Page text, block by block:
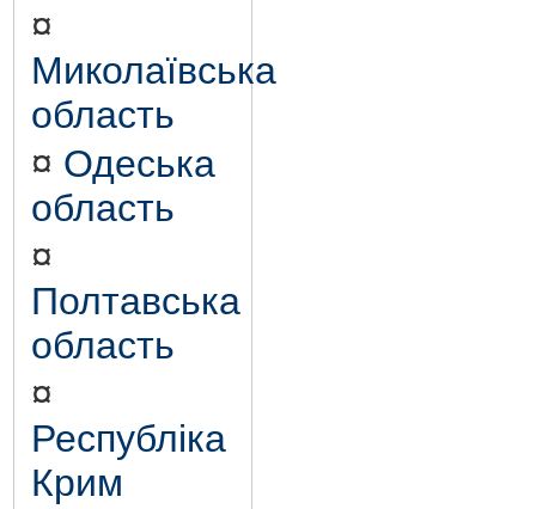
¤
Миколаївська
область
¤ Одеська
область
¤
Полтавська
область
¤
Республіка
Крим